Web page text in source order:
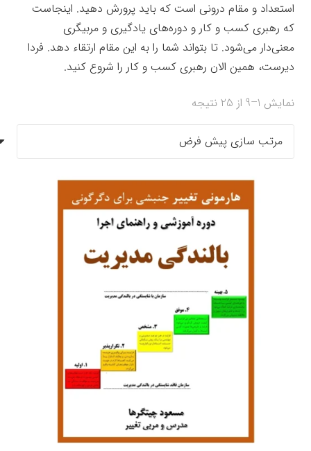
استعداد و مقام درونی است که باید پرورش دهید. اینجاست
که رهبری کسب و کار و دوره‌های یادگیری و مربیگری
معنی‌دار می‌شود. تا بتواند شما را به این مقام ارتقاء دهد. فردا
دیرست، همین الان رهبری کسب و کار را شروع کنید.
نمایش 1–9 از 25 نتیجه